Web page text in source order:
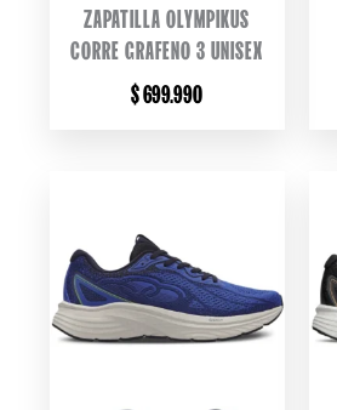
ZAPATILLA OLYMPIKUS
CORRE GRAFENO 3 UNISEX
$699.990